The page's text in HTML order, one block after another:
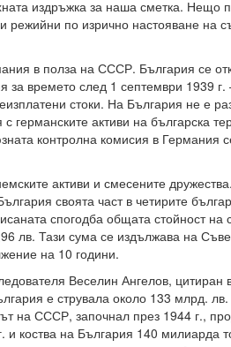
издръжка за наша сметка. Нещо
режийни по изрично настояване на
в полза на СССР. България се
за времето след 1 септември 1939 г.
стоки. На България не е
германските активи на българска
контролна комисия в Германия
активи и смесените
своята част в четирите
спогодба общата стойност на
лв. Тази сума се издължава на
на 10 години.
Веселин Ангелов, цитиран
е струвала около 133 млрд.
на СССР, започнал през 1944 г.,
и коства на България 140 милиарда